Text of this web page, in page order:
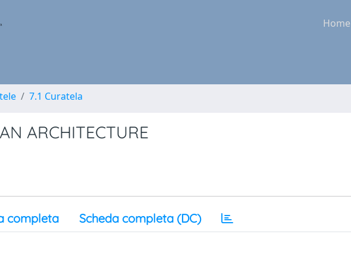
Home
7.1 Curatela
ARCHITECTURE
completa Scheda completa (DC)